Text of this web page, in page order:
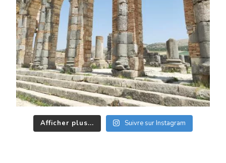
Afficher plus... Suivre sur Instagram